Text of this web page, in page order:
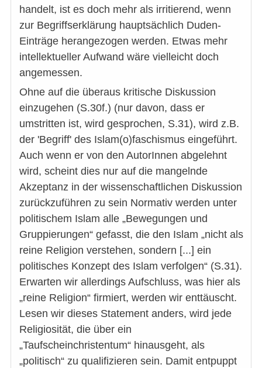
handelt, ist es doch mehr als irritierend, wenn
zur Begriffserklärung hauptsächlich Duden-
Einträge herangezogen werden. Etwas mehr
intellektueller Aufwand wäre vielleicht doch
angemessen.
Ohne auf die überaus kritische Diskussion
einzugehen (S.30f.) (nur davon, dass er
umstritten ist, wird gesprochen, S.31), wird z.B.
der 'Begriff' des Islam(o)faschismus eingeführt.
Auch wenn er von den AutorInnen abgelehnt
wird, scheint dies nur auf die mangelnde
Akzeptanz in der wissenschaftlichen Diskussion
zurückzuführen zu sein Normativ werden unter
politischem Islam alle „Bewegungen und
Gruppierungen“ gefasst, die den Islam „nicht als
reine Religion verstehen, sondern [...] ein
politisches Konzept des Islam verfolgen“ (S.31).
Erwarten wir allerdings Aufschluss, was hier als
„reine Religion“ firmiert, werden wir enttäuscht.
Lesen wir dieses Statement anders, wird jede
Religiosität, die über ein
„Taufscheinchristentum“ hinausgeht, als
„politisch“ zu qualifizieren sein. Damit entpuppt